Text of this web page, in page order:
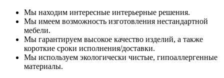
Мы находим интересные интерьерные решения.
Мы имеем возможность изготовления нестандартной
мебели.
Мы гарантируем высокое качество изделий, а также
короткие сроки исполнения/доставки.
Мы используем экологически чистые, гипоаллергенные
материалы.